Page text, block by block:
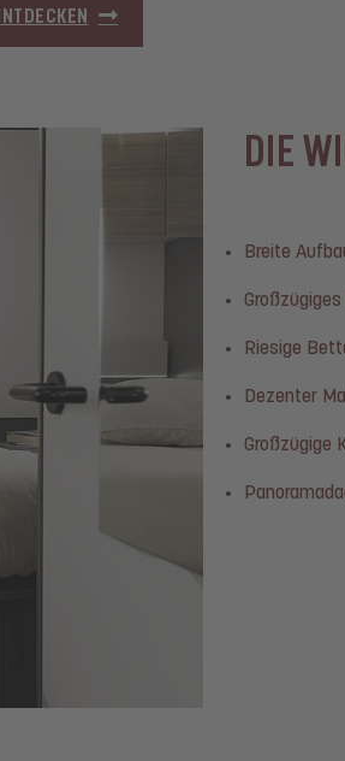
DIE
Breite
Großzügiges
Riesige
Dezenter
Großzügige